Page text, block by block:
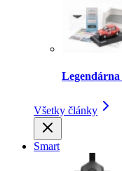
Legendárna
Všetky články
Smart